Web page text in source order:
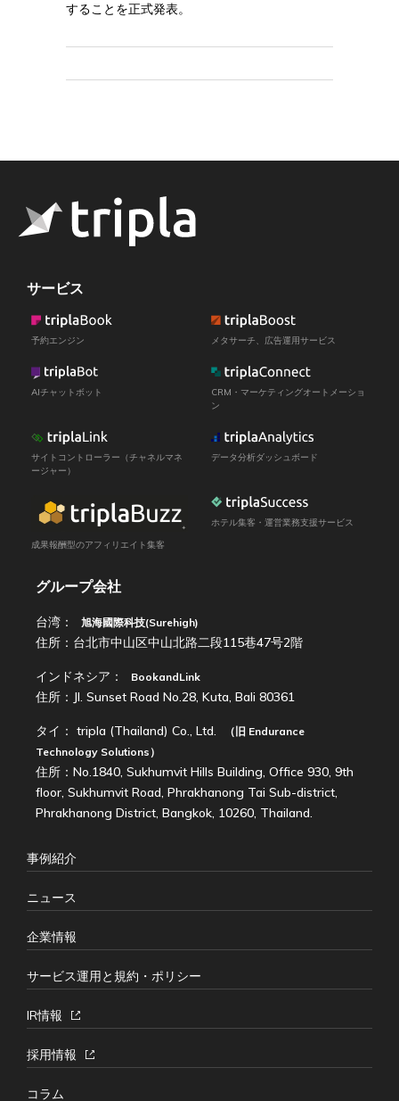
することを正式発表。
サービス
予約エンジン メタサーチ、広告運用サービス
AIチャットボット
CRM・マーケティングオートメーショ
ン
サイトコントローラー（チャネルマネ
ージャー）
データ分析ダッシュボード
成果報酬型のアフィリエイト集客
ホテル集客・運営業務支援サービス
グループ会社
台湾： 旭海國際科技(Surehigh)
住所：台北市中山区中山北路二段115巷47号2階
インドネシア： BookandLink
住所：Jl. Sunset Road No.28, Kuta, Bali 80361
タイ： tripla (Thailand) Co., Ltd. （旧 Endurance
Technology Solutions ）
住所：No.1840, Sukhumvit Hills Building, Office 930, 9th
floor, Sukhumvit Road, Phrakhanong Tai Sub-district,
Phrakhanong District, Bangkok, 10260, Thailand.
事例紹介
ニュース
企業情報
サービス運用と規約・ポリシー
IR情報
採用情報
コラム